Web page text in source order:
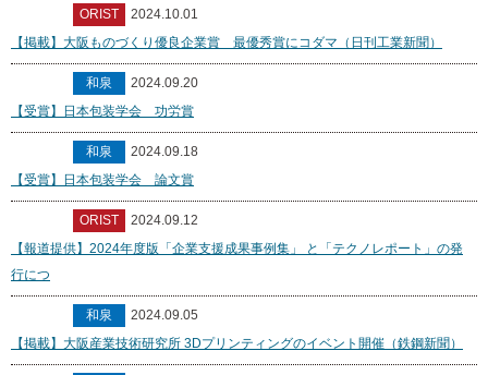
ORIST
2024.10.01
【掲載】大阪ものづくり優良企業賞 最優秀賞にコダマ（日刊工業新聞）
和泉
2024.09.20
【受賞】日本包装学会 功労賞
和泉
2024.09.18
【受賞】日本包装学会 論文賞
ORIST
2024.09.12
【報道提供】2024年度版「企業支援成果事例集」 と「テクノレポート」の発
行につ
和泉
2024.09.05
【掲載】大阪産業技術研究所 3Dプリンティングのイベント開催（鉄鋼新聞）